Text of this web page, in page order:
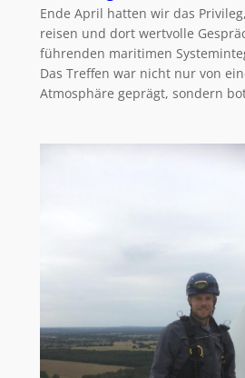
Ende April hatten wir das
reisen und dort wertvolle
führenden maritimen
Das Treffen war nicht nur von
Atmosphäre geprägt, sondern